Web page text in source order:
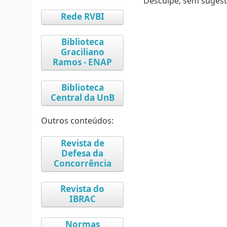
Rede RVBI
Biblioteca
Graciliano
Ramos - ENAP
Biblioteca
Central da UnB
Outros conteúdos:
Revista de
Defesa da
Concorrência
Revista do
IBRAC